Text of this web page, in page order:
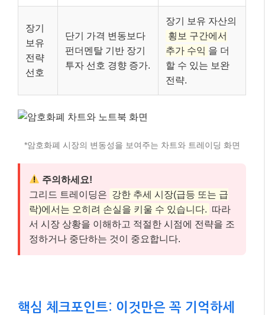
장기
보유
전략
선호
단기 가격 변동보다
펀더멘탈 기반 장기
투자 선호 경향 증가.
장기 보유 자산의
횡보 구간에서
추가 수익 을 더
할 수 있는 보완
전략.
*암호화폐 시장의 변동성을 보여주는 차트와 트레이딩 화면
주의하세요!
그리드 트레이딩은 강한 추세 시장(급등 또는 급
락)에서는 오히려 손실을 키울 수 있습니다. 따라
서 시장 상황을 이해하고 적절한 시점에 전략을 조
정하거나 중단하는 것이 중요합니다.
핵심 체크포인트: 이것만은 꼭 기억하세